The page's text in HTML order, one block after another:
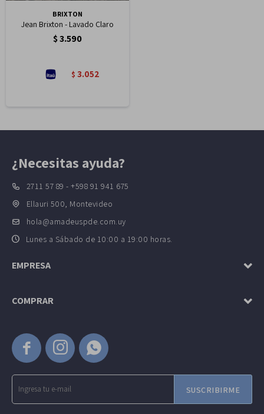
BRIXTON
Jean Brixton - Lavado Claro
$3.590
$ 3.052
  
SUSCRIBIRME
¿Necesitas ayuda?
2711 57 89 - +598 91 941 675
Ellauri 500, Montevideo
hola@amadeuspde.com.uy
Lunes a Sábado de 10:00 a 19:00 horas.
EMPRESA
COMPRAR